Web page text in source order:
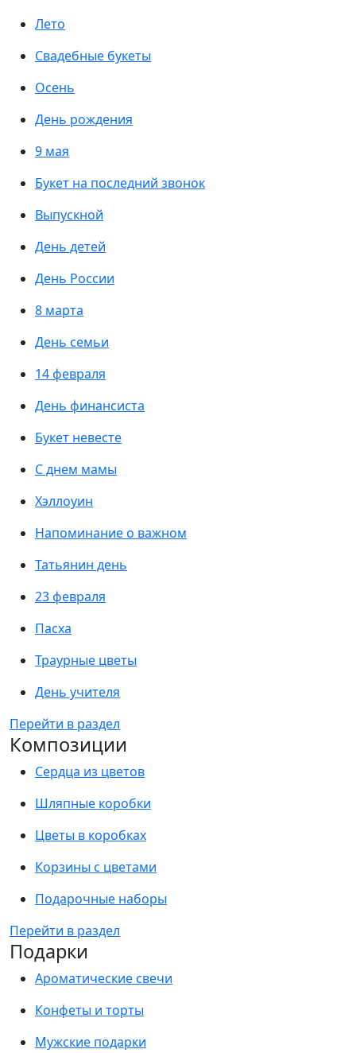
Лето
Свадебные букеты
Осень
День рождения
9 мая
Букет на последний звонок
Выпускной
День детей
День России
8 марта
День семьи
14 февраля
День финансиста
Букет невесте
С днем мамы
Хэллоуин
Напоминание о важном
Татьянин день
23 февраля
Пасха
Траурные цветы
День учителя
Перейти в раздел
Композиции
Сердца из цветов
Шляпные коробки
Цветы в коробках
Корзины с цветами
Подарочные наборы
Перейти в раздел
Подарки
Ароматические свечи
Конфеты и торты
Мужские подарки